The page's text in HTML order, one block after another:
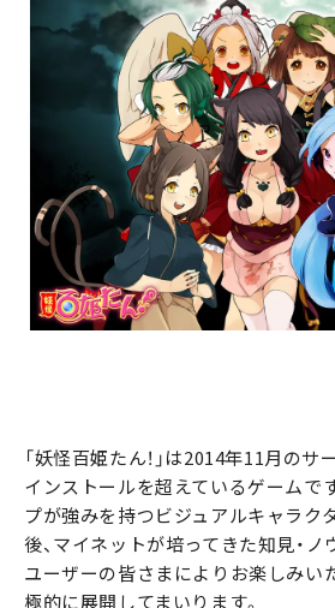
「妖怪百姫たん！」は2014年11月の
インストールを超えているゲームで
プが強みを持つビジュアルキャラク
後、マイネットが培ってきた知見・ノ
ユーザーの皆さまによりお楽しみい
極的に展開してまいります。